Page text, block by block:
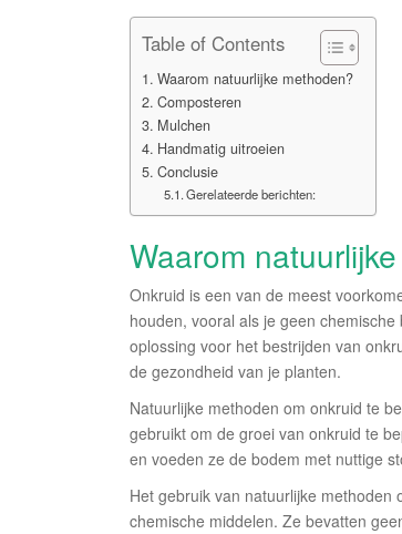
Table of Contents
Waarom natuurlijke methoden?
Composteren
Mulchen
Handmatig uitroeien
Conclusie
Gerelateerde berichten:
Waarom
Onkruid is een van de meest
houden, vooral als je geen
oplossing voor het bestrijden van
de gezondheid van je planten.
Natuurlijke methoden om onkruid te
gebruikt om de groei van onkruid te
en voeden ze de bodem met nuttige
Het gebruik van natuurlijke
chemische middelen. Ze bevatten